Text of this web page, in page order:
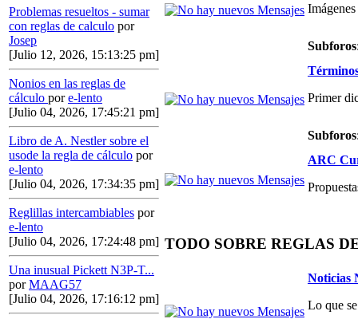
Problemas resueltos - sumar
con reglas de calculo por
Josep
[Julio 12, 2026, 15:13:25 pm]
Nonios en las reglas de
cálculo pore-lento
[Julio 04, 2026, 17:45:21 pm]
Libro de A. Nestler sobre el
usode la regla de cálculo por
e-lento
[Julio 04, 2026, 17:34:35 pm]
Reglillas intercambiables por
e-lento
[Julio 04, 2026, 17:24:48 pm]
Una inusual Pickett N3P-T...
porMAAG57
[Julio 04, 2026, 17:16:12 pm]
Subforos
Primer
Subforos
ARC
TODO SOBRE REGLAS
Noticias
Lo que